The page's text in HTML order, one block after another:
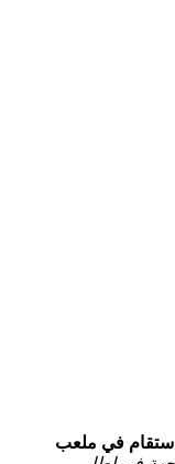
ستقام في ⁣ملعب